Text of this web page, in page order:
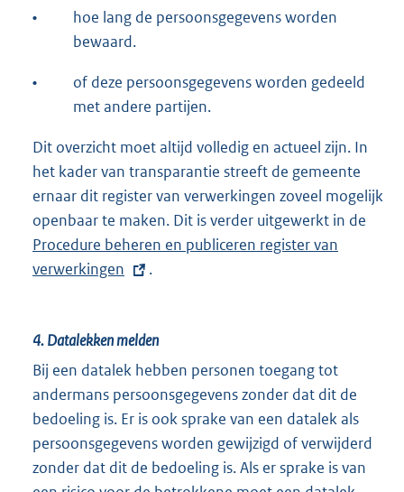
•
hoe lang de persoonsgegevens worden
bewaard.
•
of deze persoonsgegevens worden gedeeld
met andere partijen.
Dit overzicht moet altijd volledig en actueel zijn. In
het kader van transparantie streeft de gemeente
ernaar dit register van verwerkingen zoveel mogelijk
openbaar te maken. Dit is verder uitgewerkt in de
n
Procedure beheren en publiceren register van
verwerkingen
.
4.Datalekken melden
Bij een datalek hebben personen toegang tot
andermans persoonsgegevens zonder dat dit de
bedoeling is. Er is ook sprake van een datalek als
persoonsgegevens worden gewijzigd of verwijderd
zonder dat dit de bedoeling is. Als er sprake is van